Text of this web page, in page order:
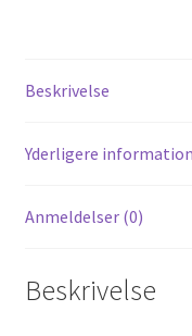
Beskrivelse
Yderligere information
Anmeldelser (0)
Beskrivelse